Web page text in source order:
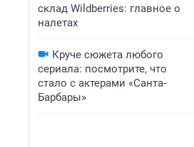
склад Wildberries: главное о
налетах
Круче сюжета любого
сериала: посмотрите, что
стало с актерами «Санта-
Барбары»